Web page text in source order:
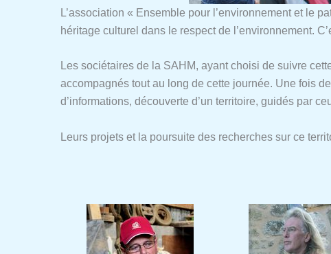
L’association « Ensemble pour l’environnement et le
héritage culturel dans le respect de l’environnement.
Les sociétaires de la SAHM, ayant choisi de suivre
accompagnés tout au long de cette journée. Une fois
d’informations, découverte d’un territoire, guidés par
Leurs projets et la poursuite des recherches sur ce